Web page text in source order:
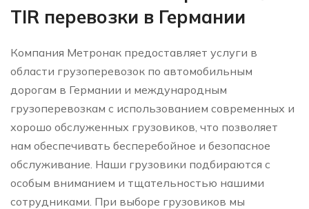
TIR перевозки в Германии
Компания Метронак предоставляет услуги в
области грузоперевозок по автомобильным
дорогам в Германии и международным
грузоперевозкам с использованием современных и
хорошо обслуженных грузовиков, что позволяет
нам обеспечивать бесперебойное и безопасное
обслуживание. Наши грузовики подбираются с
особым вниманием и тщательностью нашими
сотрудниками. При выборе грузовиков мы